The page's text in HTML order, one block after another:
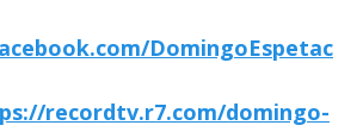
DomingoEspetac
recordtv.r7.com/domingo-